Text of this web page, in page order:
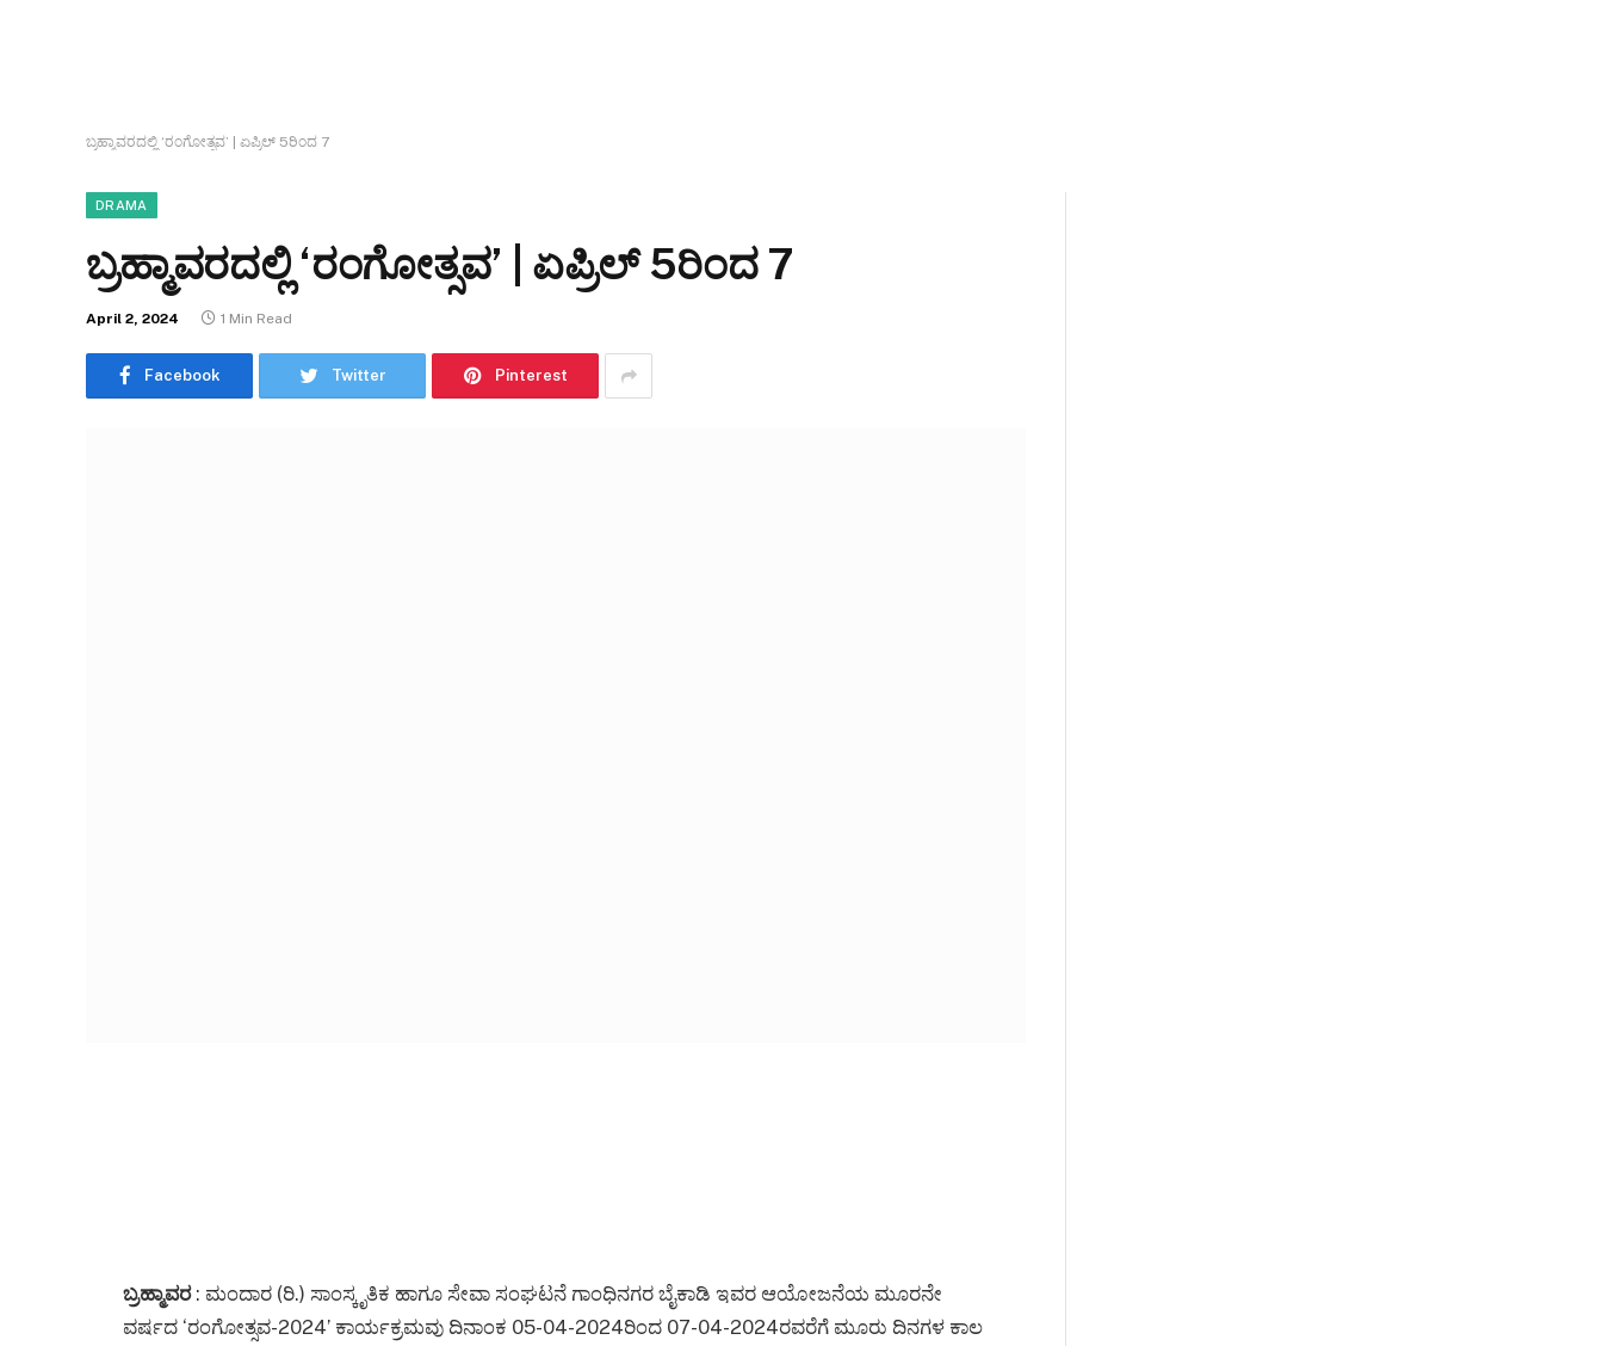
ಬ್ರಹ್ಮಾವರದಲ್ಲಿ ‘ರಂಗೋತ್ಸವ’ | ಏಪ್ರಿಲ್ 5ರಿಂದ 7
DRAMA
ಬ್ರಹ್ಮಾವರದಲ್ಲಿ ‘ರಂಗೋತ್ಸವ’ | ಏಪ್ರಿಲ್ 5ರಿಂದ 7
April 2, 2024 1 Min Read
Facebook Twitter Pinterest
ಬ್ರಹ್ಮಾವರ: ಮಂದಾರ (ರಿ.) ಸಾಂಸ್ಕೃತಿಕ ಹಾಗೂ ಸೇವಾ ಸಂಘಟನೆ ಗಾಂಧಿನಗರ ಬೈಕಾಡಿ ಇವರ ಆಯೋಜನೆಯ ಮೂರನೇ
ವರ್ಷದ ‘ರಂಗೋತ್ಸವ-2024’ ಕಾರ್ಯಕ್ರಮವು ದಿನಾಂಕ 05-04-2024ರಿಂದ 07-04-2024ರವರೆಗೆ ಮೂರು ದಿನಗಳ ಕಾಲ